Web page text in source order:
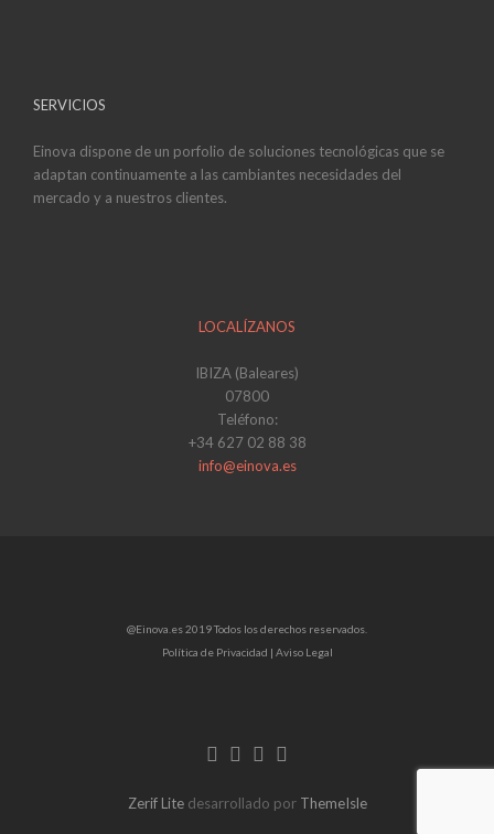
SERVICIOS
Einova dispone de un porfolio de soluciones tecnológicas que se
adaptan continuamente a las cambiantes necesidades del
mercado y a nuestros clientes.
LOCALÍZANOS
IBIZA (Baleares)
07800
Teléfono:
+34 627 02 88 38
info@einova.es
@Einova.es 2019 Todos los derechos reservados.
Política de Privacidad | Aviso Legal
Enlace
Facebook
Enlace
Twitter
Enlace
Linkedin
Zerif Lite desarrollado por ThemeIsle